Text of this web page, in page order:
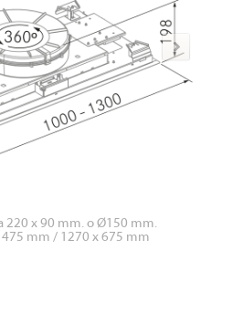
220 x 90 mm. o Ø150 mm.
mm / 1270 x 675 mm